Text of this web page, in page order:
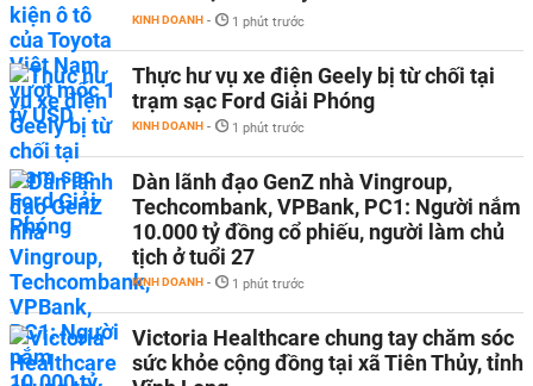
KINH DOANH - 1 phút trước
Thực hư vụ xe điện Geely bị từ chối tại
trạm sạc Ford Giải Phóng
KINH DOANH - 1 phút trước
Dàn lãnh đạo GenZ nhà Vingroup,
Techcombank, VPBank, PC1: Người nắm
10.000 tỷ đồng cổ phiếu, người làm chủ
tịch ở tuổi 27
KINH DOANH - 1 phút trước
Victoria Healthcare chung tay chăm sóc
sức khỏe cộng đồng tại xã Tiên Thủy, tỉnh